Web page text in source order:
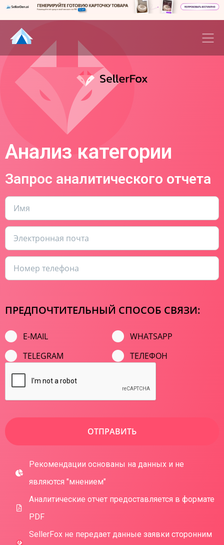
Анализ категории
Запрос аналитического отчета
ПРЕДПОЧТИТЕЛЬНЫЙ СПОСОБ СВЯЗИ:
E-MAIL
WHATSAPP
TELEGRAM
ТЕЛЕФОН
ОТПРАВИТЬ
Рекомендации основаны на данных и не
являются "мнением"
Аналитические отчет предоставляется в формате
PDF
SellerFox не передает данные заявки сторонним